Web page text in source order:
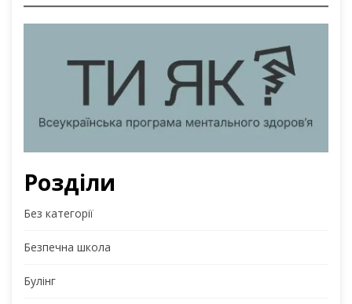
Розділи
Без категорії
Безпечна школа
Булінг